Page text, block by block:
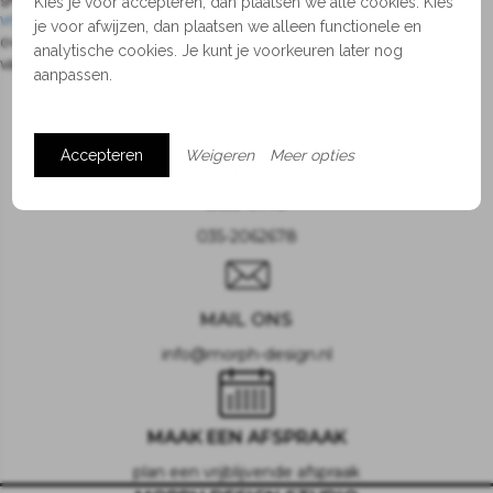
vrijblijvende afspraak voor een kennismakingsgesprekvoor advies
over afmetingen, kleurencombinaties of wellicht de
van jouw (woon)kamer, huis, restaurant of hotel.
035-2062678
MAIL ONS
info@morph-design.nl
MAAK EEN AFSPRAAK
plan een vrijblijvende afspraak
je voor afwijzen, dan plaatsen we alleen functionele en
analytische cookies. Je kunt je voorkeuren later nog
aanpassen.
Accepteren Weigeren Meer opties